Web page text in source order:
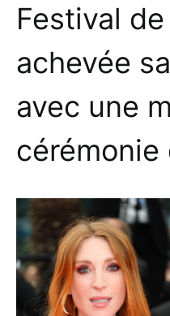
Festival de
achevée
avec une
cérémonie